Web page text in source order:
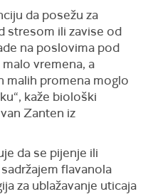
da posežu za
stresom ili zavise od
na poslovima pod
vremena, a
malih promena moglo
kaže biološki
Zanten iz
da se pijenje ili
flavanola
za ublažavanje uticaja